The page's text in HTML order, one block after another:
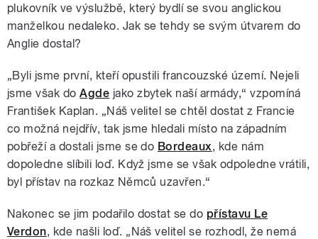
plukovník ve výslužbě, který bydlí se svou anglickou
manželkou nedaleko. Jak se tehdy se svým útvarem do
Anglie dostal?
„Byli jsme první, kteří opustili francouzské území. Nejeli
jsme však doAgde jako zbytek naší armády,“ vzpomíná
František Kaplan. „Náš velitel se chtěl dostat z Francie
co možná nejdřív, tak jsme hledali místo na západním
pobřeží a dostali jsme se do Bordeaux, kde nám
dopoledne slíbili loď. Když jsme se však odpoledne vrátili,
byl přístav na rozkaz Němců uzavřen.“
Nakonec se jim podařilo dostat se do přístavu Le
Verdon, kde našli loď. „Náš velitel se rozhodl, že nemá